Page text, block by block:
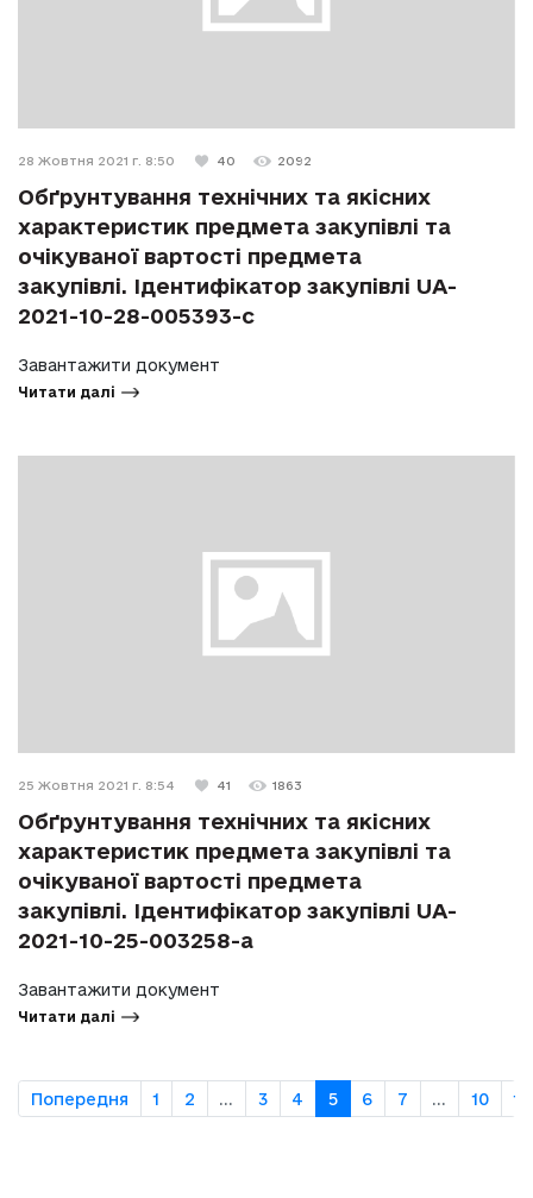
28 Жовтня 2021 г. 8:50 40 2092
Обґрунтування технічних та якісних
характеристик предмета закупівлі та
очікуваної вартості предмета
закупівлі. Ідентифікатор закупівлі UA-
2021-10-28-005393-c
Завантажити документ
Читати далі
25 Жовтня 2021 г. 8:54 41 1863
Обґрунтування технічних та якісних
характеристик предмета закупівлі та
очікуваної вартості предмета
закупівлі. Ідентифікатор закупівлі UA-
2021-10-25-003258-a
Завантажити документ
Читати далі
Попередня 1 2 ... 3 4 5 6 7 ... 10 11